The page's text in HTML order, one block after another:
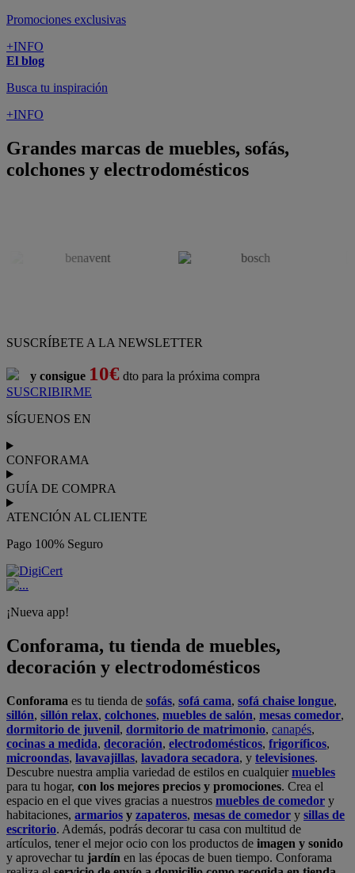
Promociones exclusivas
+INFO
El blog
Busca tu inspiración
+INFO
Grandes marcas de muebles, sofás,
colchones y electrodomésticos
SUSCRÍBETE A LA NEWSLETTER
y consigue 10€ dto para la próxima compra
SUSCRIBIRME
SÍGUENOS EN
CONFORAMA
GUÍA DE COMPRA
ATENCIÓN AL CLIENTE
Pago 100% Seguro
¡Nueva app!
Conforama, tu tienda de muebles,
decoración y electrodomésticos
Conforama es tu tienda de sofás, sofá cama, sofá chaise longue,
sillón, sillón relax, colchones, muebles de salón, mesas comedor,
dormitorio de juvenil, dormitorio de matrimonio, canapés,
cocinas a medida, decoración, electrodomésticos, frigoríficos,
microondas, lavavajillas, lavadora secadora, y televisiones.
Descubre nuestra amplia variedad de estilos en cualquiermuebles
para tu hogar, con los mejores precios y promociones. Crea el
espacio en el que vives gracias a nuestros muebles de comedor y
habitaciones, armarios y zapateros, mesas de comedor y sillas de
escritorio. Además, podrás decorar tu casa con multitud de
artículos, tener el mejor ocio con los productos de imagen y sonido
y aprovechar tu jardín en las épocas de buen tiempo. Conforama